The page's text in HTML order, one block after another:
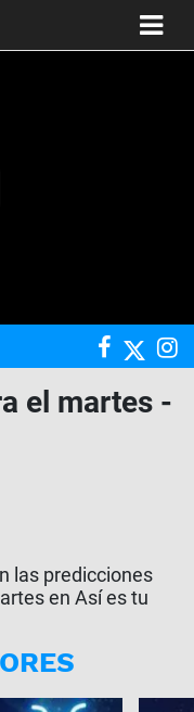
el martes -
las predicciones
en Así es tu